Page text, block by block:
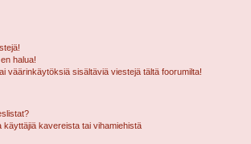
halua!
väärinkäytöksiä sisältäviä viestejä tältä foorumilta!
käyttäjiä kavereista tai vihamiehistä